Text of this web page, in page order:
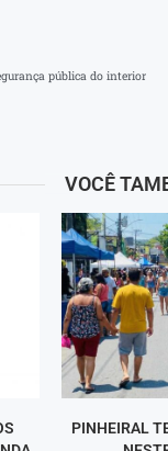
pública do interior
VOCÊ
PINHEIRAL